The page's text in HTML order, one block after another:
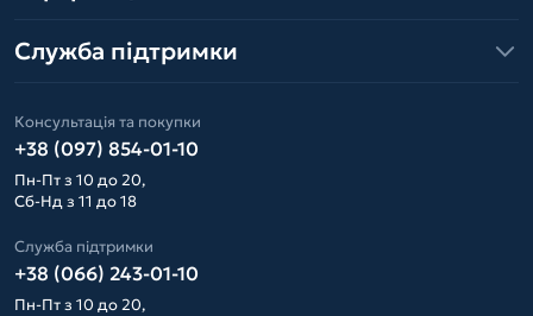
Служба підтримки
Консультація та покупки
+38 (097) 854-01-10
Пн-Пт з 10 до 20,
Сб-Нд з 11 до 18
Служба підтримки
+38 (066) 243-01-10
Пн-Пт з 10 до 20,